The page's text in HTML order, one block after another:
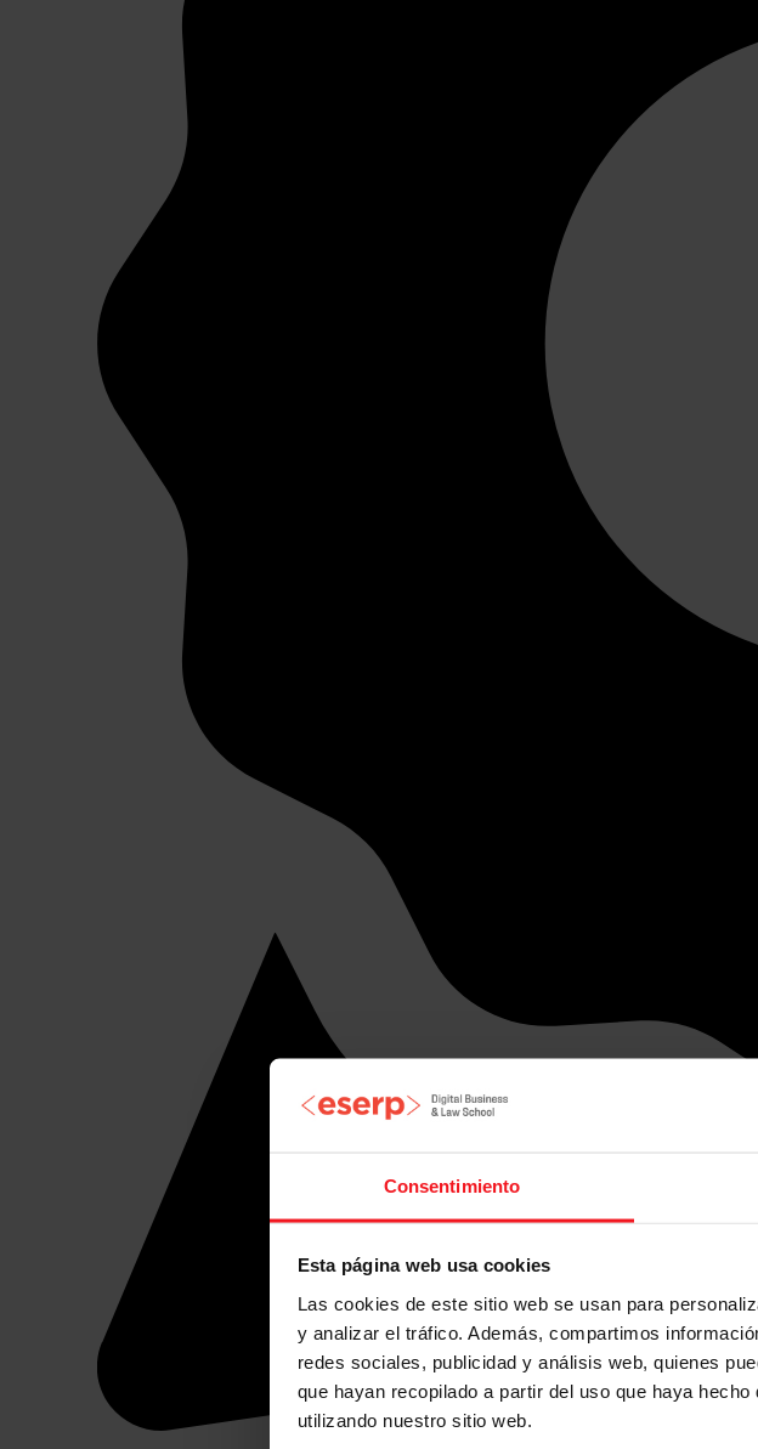
Consentimiento
Esta página web usa cookies
Las cookies de este sitio web se usan para
y analizar el tráfico. Además, compartimos
redes sociales, publicidad y análisis web, quienes
que hayan recopilado a partir del uso que haya
utilizando nuestro sitio web.